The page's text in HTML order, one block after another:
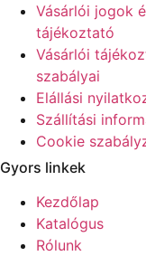
Vásárlói jogok
tájékoztató
Vásárlói
szabályai
Elállási
Szállítási
Cookie
Gyors linkek
Kezdőlap
Katalógus
Rólunk